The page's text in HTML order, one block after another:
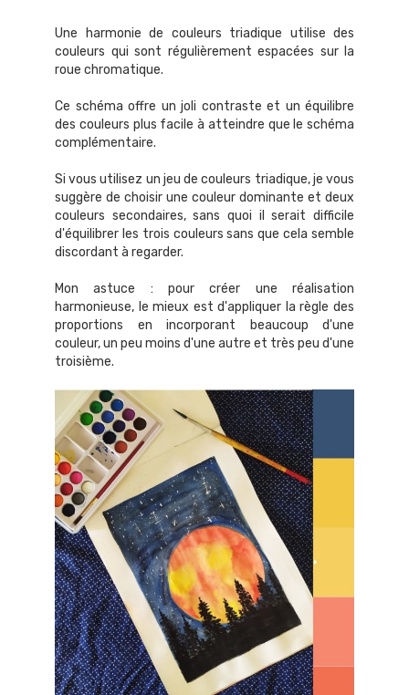
Une harmonie de couleurs triadique utilise des
couleurs qui sont régulièrement espacées sur la
roue chromatique.
Ce schéma offre un joli contraste et un équilibre
des couleurs plus facile à atteindre que le schéma
complémentaire.
Si vous utilisez un jeu de couleurs triadique, je vous
suggère de choisir une couleur dominante et deux
couleurs secondaires, sans quoi il serait difficile
d'équilibrer les trois couleurs sans que cela semble
discordant à regarder.
Mon astuce : pour créer une réalisation
harmonieuse, le mieux est d'appliquer la règle des
proportions en incorporant beaucoup d'une
couleur, un peu moins d'une autre et très peu d'une
troisième.